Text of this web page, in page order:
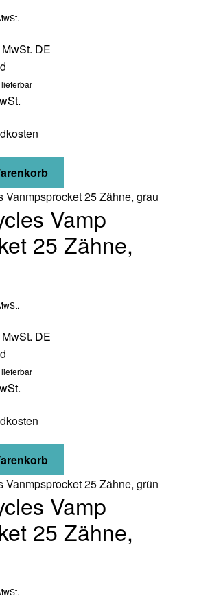
DE
Vamp
25 Zähne,
DE
Vamp
25 Zähne,